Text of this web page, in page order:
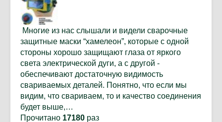
Многие из нас слышали и видели сварочные
защитные маски “хамелеон”, которые с одной
стороны хорошо защищают глаза от яркого
света электрической дуги, а с другой -
обеспечивают достаточную видимость
свариваемых деталей. Понятно, что если мы
видим, что свариваем, то и качество соединения
будет выше,…
Прочитано 17180 раз